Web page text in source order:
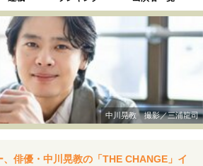
マで探す
決断の裏側
挫折からの再起
中川晃教 撮影／三浦龍司
俳優・中川晃教の「THE CHANGE」イ